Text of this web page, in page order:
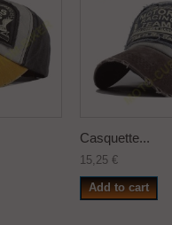
Casquette...
15,25 €
Add to cart